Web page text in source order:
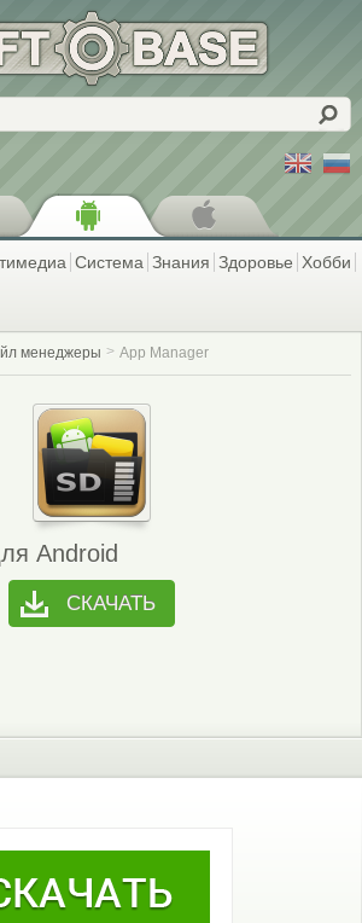
Система Знания Здоровье Хобби
менеджеры App Manager
Android
СКАЧАТЬ